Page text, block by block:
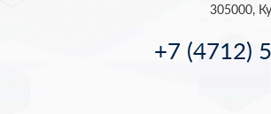
305000,
+7 (4712)